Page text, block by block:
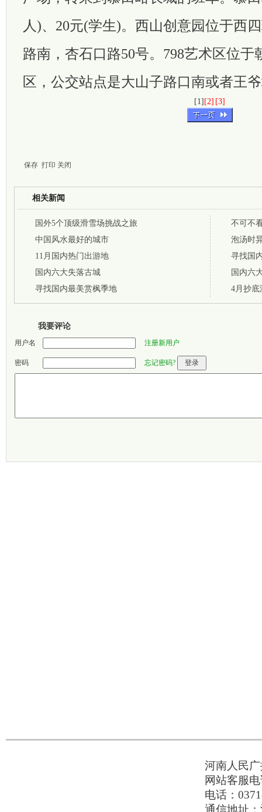
人)、20元(学生)。西山创意园位于西
路南，杏石口路50号。798艺术区位
区，公交站点是大山子路口南或者王
[1] [2] [3]
保存 打印 关闭
相关新闻
国外5个顶级滑雪场挑战之旅
中国风水最好的城市
11月国内热门出游地
国内六大失落古城
寻找国内最美赏枫季地
不可不
泡汤时
寻找国
国内六
4月抄底
我要评论
用户名 注册新用户
密码 忘记密码?
河南人民
网站客服
电话：
通信地址：